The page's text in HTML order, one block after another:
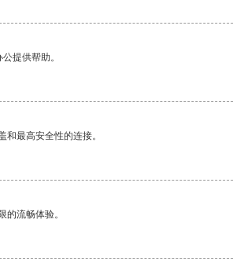
提供帮助。
最高安全性的连接。
流畅体验。